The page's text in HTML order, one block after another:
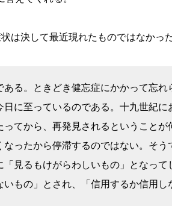
は決して最近現れたものではなかっ
る。ときどき健忘症にかかって忘
に至っているのである。十九世紀
てから、再発見されるということが
ったから停滞するのではない。そ
見るもけがらわしいもの」となっ
もの」とされ、「信用するか信用し